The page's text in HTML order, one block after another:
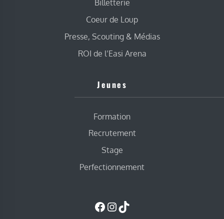
Billetterie
Coeur de Loup
Presse, Scouting & Médias
ROI de l’Easi Arena
Jeunes
Formation
Recrutement
Stage
Perfectionnement
Facebook
Instagram
TikTok